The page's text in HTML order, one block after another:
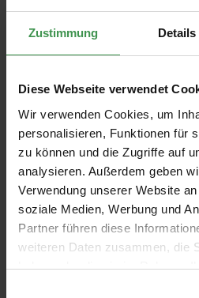
Zustimmung Details
Diese Webseite verwendet
Wir verwenden Cookies, um
personalisieren, Funktionen für
zu können und die Zugriffe auf
analysieren. Außerdem geben
Verwendung unserer Website
soziale Medien, Werbung und
Partner führen diese
weiteren Daten zusammen, die
haben oder die sie im Rahmen
Empfohlenes
Produktgalerie überspringen
Kleisterquast/ Kleisterbürste
2,47 €